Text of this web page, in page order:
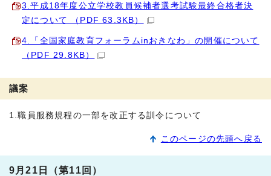
3.平成18年度公立学校教員候補者選考試験最終合格者決
定について （PDF 63.3KB）
4.「全国家庭教育フォーラムinおきなわ」の開催について
（PDF 29.8KB）
議案
1.職員服務規程の一部を改正する訓令について
このページの先頭へ戻る
9月21日（第11回）